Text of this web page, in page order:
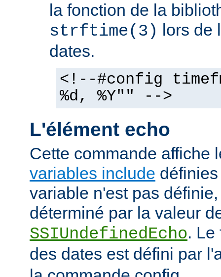
la fonction de la
strftime(3) lors de
dates.
<!--#config
%d, %Y"" -->
L'élément echo
Cette commande affiche
variables include
variable n'est pas
déterminé par la valeur
SSIUndefinedEcho. Le
des dates est défini par